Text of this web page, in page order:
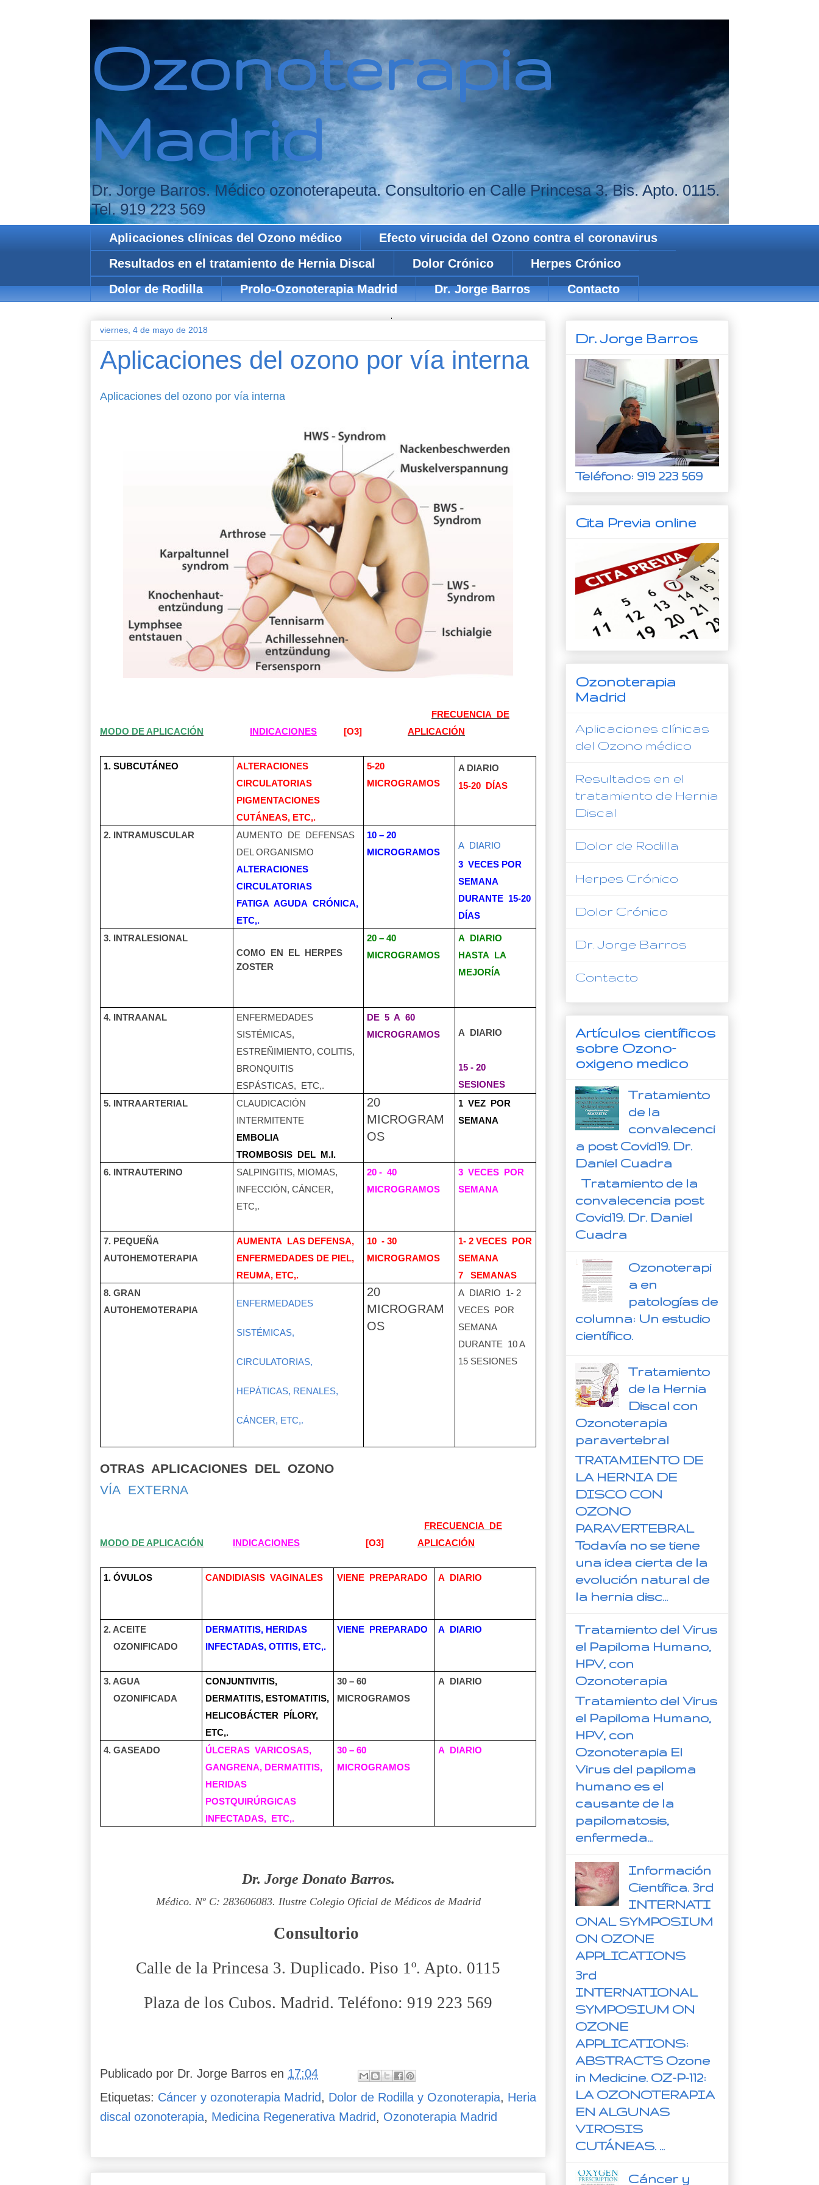
Ozonoterapia
Madrid
Dr. Jorge Barros. Médico ozonoterapeuta. Consultorio en Calle Princesa 3. Bis. Apto. 0115.
Tel. 919 223 569
Aplicaciones clínicas del Ozono médico
Efecto virucida del Ozono contra el coronavirus
Resultados en el tratamiento de Hernia Discal
Dolor Crónico
Herpes Crónico
Dolor de Rodilla
Prolo-Ozonoterapia Madrid Dr. Jorge Barros Contacto
viernes, 4 de mayo de 2018
Aplicaciones del ozono por vía interna
Aplicaciones del ozono por vía interna
FRECUENCIA
DE
MODO DE APLICACIÓN
INDICACIONES [O3] APLICACIÓN
1. SUBCUTÁNEO
ALTERACIONES
CIRCULATORIAS
PIGMENTACIONES
CUTÁNEAS, ETC,.
5-20
MICROGRAMOS
A DIARIO
15-20
DÍAS
2. INTRAMUSCULAR AUMENTO DE
DEFENSAS
DEL ORGANISMO
ALTERACIONES
CIRCULATORIAS
FATIGA AGUDA CRÓNICA,
ETC,.
10 – 20
MICROGRAMOS
A
DIARIO
3 VECES POR
SEMANA
DURANTE 15-20
DÍAS
3. INTRALESIONAL
COMO
EN EL
HERPES
ZOSTER
20 – 40
MICROGRAMOS
A
DIARIO
HASTA
LA
MEJORÍA
4. INTRAANAL
ENFERMEDADES
SISTÉMICAS,
ESTREÑIMIENTO, COLITIS,
BRONQUITIS
ESPÁSTICAS,
ETC,.
DE 5 A 60
MICROGRAMOS
A DIARIO
15 - 20
SESIONES
5. INTRAARTERIAL
CLAUDICACIÓN
INTERMITENTE
EMBOLIA
TROMBOSIS
DEL M.I.
20
MICROGRAM
OS
1 VEZ
POR
SEMANA
6. INTRAUTERINO
SALPINGITIS, MIOMAS,
INFECCIÓN, CÁNCER,
ETC,.
20 - 40
MICROGRAMOS
3 VECES
POR
SEMANA
7. PEQUEÑA
AUTOHEMOTERAPIA
AUMENTA
LAS DEFENSA,
ENFERMEDADES DE PIEL,
REUMA, ETC,.
10 - 30
MICROGRAMOS
1- 2 VECES
POR
SEMANA
7
SEMANAS
8. GRAN
AUTOHEMOTERAPIA
ENFERMEDADES
SISTÉMICAS,
CIRCULATORIAS,
HEPÁTICAS, RENALES,
CÁNCER, ETC,.
20
MICROGRAM
OS
A DIARIO
1- 2
VECES
POR
SEMANA
DURANTE
10 A
15 SESIONES
OTRAS APLICACIONES DEL OZONO
VÍA EXTERNA
FRECUENCIA
DE
MODO DE APLICACIÓN
INDICACIONES [O3] APLICACIÓN
1. ÓVULOS CANDIDIASIS VAGINALES VIENE PREPARADO A DIARIO
2. ACEITE
OZONIFICADO
DERMATITIS, HERIDAS
INFECTADAS, OTITIS, ETC,.
VIENE PREPARADO A DIARIO
3. AGUA
OZONIFICADA
CONJUNTIVITIS,
DERMATITIS, ESTOMATITIS,
HELICOBÁCTER
PÍLORY,
ETC,.
30 – 60
MICROGRAMOS
A DIARIO
4. GASEADO ÚLCERAS VARICOSAS,
GANGRENA, DERMATITIS,
HERIDAS
POSTQUIRÚRGICAS
INFECTADAS,
ETC,.
30 – 60
MICROGRAMOS
A DIARIO
Dr. Jorge Donato Barros.
Médico. Nº C: 283606083. Ilustre Colegio Oficial de Médicos de Madrid
Consultorio
Calle de la Princesa 3. Duplicado. Piso 1º. Apto. 0115
Plaza de los Cubos. Madrid. Teléfono: 919 223 569
Publicado por Dr. Jorge Barros en 17:04
Etiquetas: Cáncer y ozonoterapia Madrid, Dolor de Rodilla y Ozonoterapia, Heria
discal ozonoterapia, Medicina Regenerativa Madrid, Ozonoterapia Madrid
Dr. Jorge Barros
Teléfono: 919 223 569
Cita Previa online
Ozonoterapia
Madrid
Aplicaciones clínicas
del Ozono médico
Resultados en el
tratamiento de Hernia
Discal
Dolor de Rodilla
Herpes Crónico
Dolor Crónico
Dr. Jorge Barros
Contacto
Artículos científicos
sobre Ozono-
oxigeno medico
Tratamiento
de la
convalecenci
a post Covid19. Dr.
Daniel Cuadra
Tratamiento de la
convalecencia post
Covid19. Dr. Daniel
Cuadra
Ozonoterapi
a en
patologías de
columna: Un estudio
científico.
Tratamiento
de la Hernia
Discal con
Ozonoterapia
paravertebral
TRATAMIENTO DE
LA HERNIA DE
DISCO CON
OZONO
PARAVERTEBRAL
Todavía no se tiene
una idea cierta de la
evolución natural de
la hernia disc...
Tratamiento del Virus
el Papiloma Humano,
HPV, con
Ozonoterapia
Tratamiento del Virus
el Papiloma Humano,
HPV, con
Ozonoterapia El
Virus del papiloma
humano es el
causante de la
papilomatosis,
enfermeda...
Información
Científica. 3rd
INTERNATI
ONAL SYMPOSIUM
ON OZONE
APPLICATIONS
3rd
INTERNATIONAL
SYMPOSIUM ON
OZONE
APPLICATIONS:
ABSTRACTS Ozone
in Medicine. OZ-P-112:
LA OZONOTERAPIA
EN ALGUNAS
VIROSIS
CUTÁNEAS. ...
Cáncer y